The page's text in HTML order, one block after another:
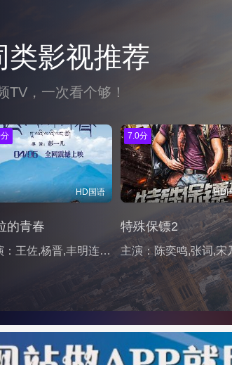
类影视推荐
TV，一次看个够！
HD国语
的青春
主演：王佐,杨晋,丰明连,张建红,叶新宇,周斌
7.0分
HD
特殊保镖2
主演：陈奕鸣,张词,宋